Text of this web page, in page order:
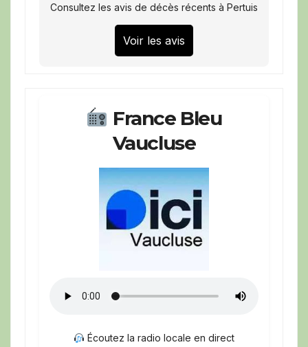
Consultez les avis de décès récents à Pertuis
Voir les avis
France Bleu
Vaucluse
Écoutez la radio locale en direct